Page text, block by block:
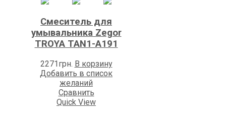
Смеситель для
умывальника Zegor
TROYA TAN1-A191
2271грн. В корзину
Добавить в список
желаний
Сравнить
Quick View